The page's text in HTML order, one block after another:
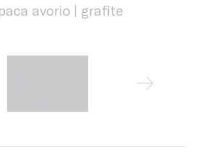
avorio | grafite